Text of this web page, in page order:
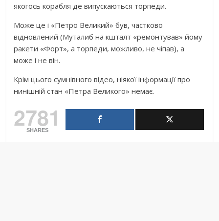
якогось корабля де випускаються торпеди.
Може це і «Петро Великий» був, частково
відновлений (Муталиб на кшталт «ремонтував» йому
ракети «Форт», а торпеди, можливо, не чіпав), а
може і не він.
Крім цього сумнівного відео, ніякої інформації про
нинішній стан «Петра Великого» немає.
2781
SHARES